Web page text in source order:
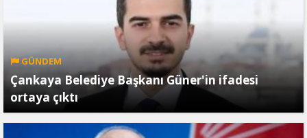
GÜNDEM
Çankaya Belediye Başkanı Güner'in ifadesi
ortaya çıktı